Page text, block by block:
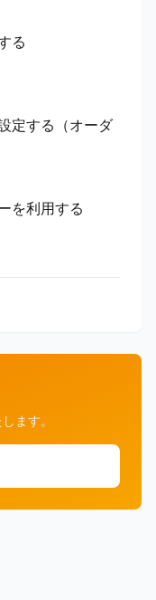
る
定する（オーダ
を利用する
ます。